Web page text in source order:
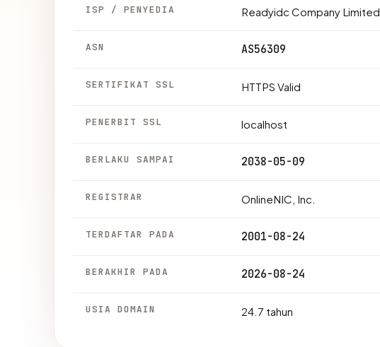
ISP / PENYEDIA Readyidc Company Limited
ASN AS56309
SERTIFIKAT SSL HTTPS Valid
PENERBIT SSL localhost
BERLAKU SAMPAI 2038-05-09
REGISTRAR OnlineNIC, Inc.
TERDAFTAR PADA 2001-08-24
BERAKHIR PADA 2026-08-24
USIA DOMAIN 24.7 tahun